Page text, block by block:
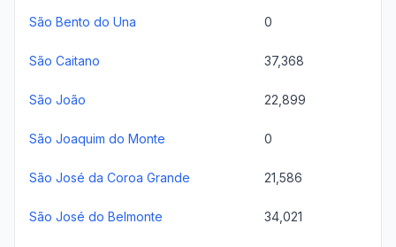
São Bento do Una 0
São Caitano 37,368
São João 22,899
São Joaquim do Monte 0
São José da Coroa Grande 21,586
São José do Belmonte 34,021